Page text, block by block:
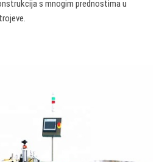
s mnogim prednostima u